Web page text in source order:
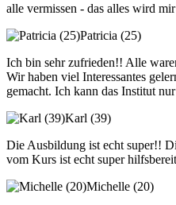
alle vermissen - das alles wird
Patricia (25)
Ich bin sehr zufrieden!! Alle
Wir haben viel Interessantes
gemacht. Ich kann das Institut
Karl (39)
Die Ausbildung ist echt super!!
vom Kurs ist echt super
Michelle (20)